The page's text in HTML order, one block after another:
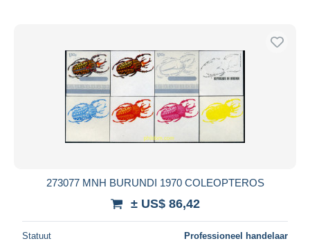
273077 MNH BURUNDI 1970 COLEOPTEROS
± US$ 86,42
Statuut Professioneel handelaar